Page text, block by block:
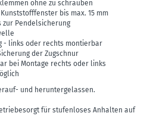
ohne zu schrauben
bis max. 15 mm
Pendelsicherung
- links oder rechts montierbar
der Zugschnur
bei Montage rechts oder links
und heruntergelassen.
für stufenloses Anhalten auf